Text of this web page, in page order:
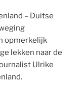
– Duitse
opmerkelijk
lekken naar de
Ulrike